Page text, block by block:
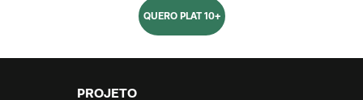
QUERO PLAT 10+
PROJETO